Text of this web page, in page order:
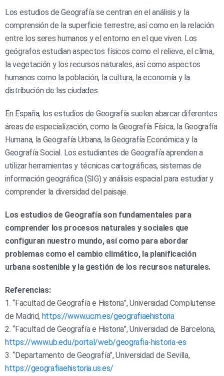
Los estudios de Geografía se centran en el análisis y la
comprensión de la superficie terrestre, así como en la relación
entre los seres humanos y el entorno en el que viven. Los
geógrafos estudian aspectos físicos como el relieve, el clima,
la vegetación y los recursos naturales, así como aspectos
humanos como la población, la cultura, la economía y la
distribución de las ciudades.
En España, los estudios de Geografía suelen abarcar diferentes
áreas de especialización, como la Geografía Física, la Geografía
Humana, la Geografía Urbana, la Geografía Económica y la
Geografía Social. Los estudiantes de Geografía aprenden a
utilizar herramientas y técnicas cartográficas, sistemas de
información geográfica (SIG) y análisis espacial para estudiar y
comprender la diversidad del paisaje.
Los estudios de Geografía son fundamentales para
comprender los procesos naturales y sociales que
configuran nuestro mundo, así como para abordar
problemas como el cambio climático, la planificación
urbana sostenible y la gestión de los recursos naturales.
Referencias:
1. “Facultad de Geografía e Historia”, Universidad Complutense
de Madrid, https://www.ucm.es/geografiaehistoria
2. “Facultad de Geografía e Historia”, Universidad de Barcelona,
https://www.ub.edu/portal/web/geografia-historia-es
3. “Departamento de Geografía”, Universidad de Sevilla,
https://geografiaehistoria.us.es/